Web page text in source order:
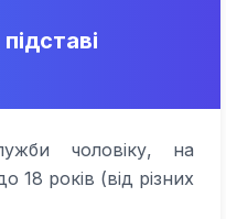
чоловіку, на
18 років (від різних